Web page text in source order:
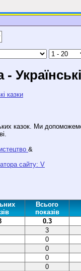
казок. Ми
&
сайту: V
Всього
показів
0.3
3
0
0
0
0